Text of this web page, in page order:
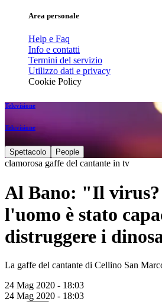
Area personale
Help e Faq
Info e contatti
Termini del servizio
Utilizzo dati e privacy
Cookie Policy
Televisione
Televisione
Spettacolo People
clamorosa gaffe del cantante in tv
Al Bano: "Il virus?
l'uomo è stato
distruggere i
La gaffe del cantante di Cellino San
24 Mag 2020 - 18:03
24 Mag 2020 - 18:03